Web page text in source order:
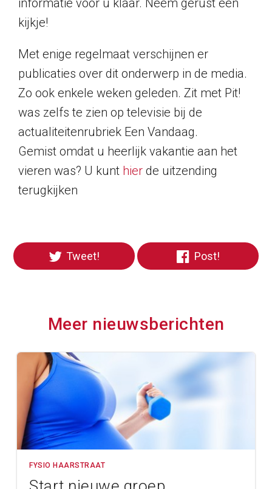
informatie voor u klaar. Neem gerust een
kijkje!
Met enige regelmaat verschijnen er
publicaties over dit onderwerp in de media.
Zo ook enkele weken geleden. Zit met Pit!
was zelfs te zien op televisie bij de
actualiteitenrubriek Een Vandaag.
Gemist omdat u heerlijk vakantie aan het
vieren was? U kunt hier de uitzending
terugkijken
Tweet! Post!
Meer nieuwsberichten
FYSIO HAARSTRAAT